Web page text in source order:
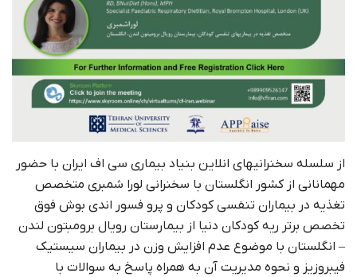
از سلسله سخنرانیهای انلاین بنیاد بیماری سی اف ایران با حضور
مهمانانی از کشور انگلستان با سخنرانی لورا شمبری متخصص
تغذیه در بیماران تنفسی کودکان و پرو فسور اندی بوش فوق
تخصص برتر ریه کودکان دنیا از بیمارستان رویال برومبتون لندن
– انگلستان با موضوع عدم افزایش وزن در بیماران سیستیک
فیبروزیز و نحوه مدیریت آن به همراه پاسخ به سوالات با